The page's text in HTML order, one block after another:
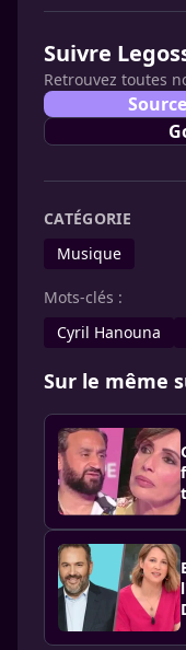
Suivre
Retrouvez toutes
CATÉGORIE
Musique
Mots-clés :
Cyril Hanouna
Sur le même